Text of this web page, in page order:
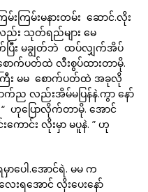
းကြမ်းမနားတမ်း ဆောင်.လိုး
ည်း သုတ်ရည်များ မေ
ြီး မချွတ်ဘဲ ထပ်လျှက်အိပ်
ာက်ပတ်ထဲ လီးစွပ်ထားတာမို.
ကြီး မမ စောက်ပတ်ထဲ အခုလို
က်ည လည်းအိမ်မပြန်နဲ.ကွာ နော်
“ ဟုပြောလိုက်တာမို. အောင်
ောင်း လိုးမှာ မပူနဲ. ” ဟု
ပေါ.အောင်ရဲ. မမ က
းရအောင် လိုးပေးနော်